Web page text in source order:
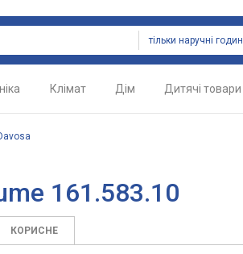
Клімат Дім Дитячі товари
161.583.10
КОРИСНЕ